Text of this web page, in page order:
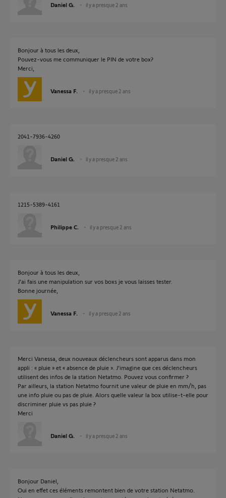
Daniel G. il y a presque 2 ans
Bonjour à tous les deux,
Pouvez-vous me communiquer le PIN de votre box?
Merci,
Vanessa F. il y a presque 2 ans
2041-7936-4260
Daniel G. il y a presque 2 ans
1215-5389-4161
Philippe C. il y a presque 2 ans
Bonjour à tous les deux,
J'ai fais une manipulation sur vos boxs je vous laisses tester.
Bonne journée,
Vanessa F. il y a presque 2 ans
Merci Vanessa, deux nouveaux déclencheurs sont apparus dans mon
appli : « pluie » et « absence de pluie ». J’imagine que ces déclencheurs
utilisent des infos de la station Netatmo. Pouvez vous confirmer ?
Par ailleurs, la station Netatmo fournit une valeur de pluie en mm/h, pas
une info pluie ou pas de pluie. Alors quelle valeur la box utilise-t-elle pour
discriminer pluie vs pas pluie ?
Merci
Daniel G. il y a presque 2 ans
Bonjour Daniel,
Oui en effet ces éléments remontent bien de votre station Netatmo.